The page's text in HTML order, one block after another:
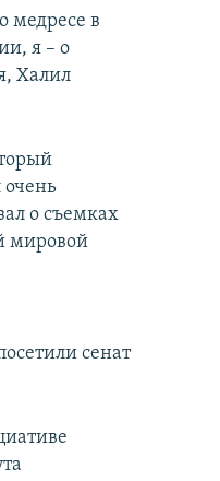
медресе в
я – о
Халил
очень
о съемках
мировой
сенат